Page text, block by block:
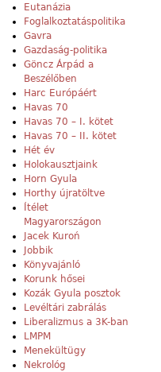
Eutanázia
Foglalkoztatáspolitika
Gavra
Gazdaság-politika
Göncz Árpád a
Beszélőben
Harc Európáért
Havas 70
Havas 70 – I. kötet
Havas 70 – II. kötet
Hét év
Holokausztjaink
Horn Gyula
Horthy újratöltve
Ítélet
Magyarországon
Jacek Kuroń
Jobbik
Könyvajánló
Korunk hősei
Kozák Gyula posztok
Levéltári zabrálás
Liberalizmus a 3K-ban
LMPM
Menekültügy
Nekrológ